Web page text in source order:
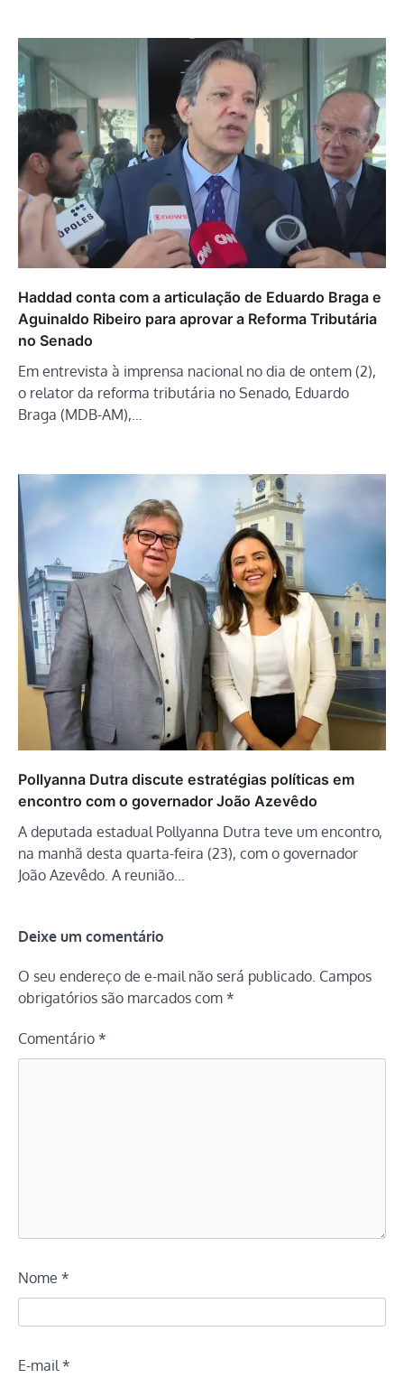
Haddad conta com a articulação de Eduardo Braga e
Aguinaldo Ribeiro para aprovar a Reforma Tributária
no Senado
Em entrevista à imprensa nacional no dia de ontem (2),
o relator da reforma tributária no Senado, Eduardo
Braga (MDB-AM),…
Pollyanna Dutra discute estratégias políticas em
encontro com o governador João Azevêdo
A deputada estadual Pollyanna Dutra teve um encontro,
na manhã desta quarta-feira (23), com o governador
João Azevêdo. A reunião…
Deixe um comentário
O seu endereço de e-mail não será publicado. Campos
obrigatórios são marcados com *
Comentário *
Nome *
E-mail*